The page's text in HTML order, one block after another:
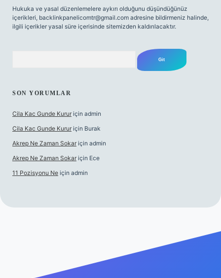
Hukuka ve yasal düzenlemelere aykırı olduğunu düşündüğünüz
içerikleri, backlinkpanelicomtr@gmail.com adresine bildirmeniz halinde,
ilgili içerikler yasal süre içerisinde sitemizden kaldırılacaktır.
SON YORUMLAR
Cila Kac Gunde Kurur için admin
Cila Kac Gunde Kurur için Burak
Akrep Ne Zaman Sokar için admin
Akrep Ne Zaman Sokar için Ece
11 Pozisyonu Ne için admin